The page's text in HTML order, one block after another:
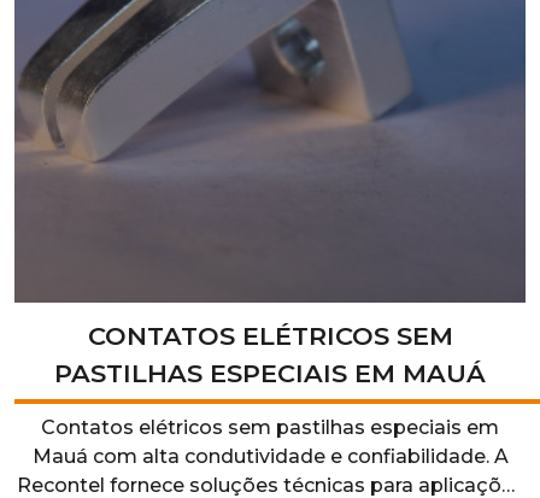
CONTATOS ELÉTRICOS SEM
PASTILHAS ESPECIAIS EM MAUÁ
Contatos elétricos sem pastilhas especiais em
Mauá com alta condutividade e confiabilidade. A
Recontel fornece soluções técnicas para aplicações